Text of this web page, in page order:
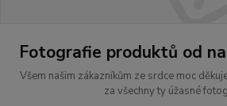
Fotografie produktů od
Všem našim zákazníkům ze srdce moc
za všechny ty úžasné